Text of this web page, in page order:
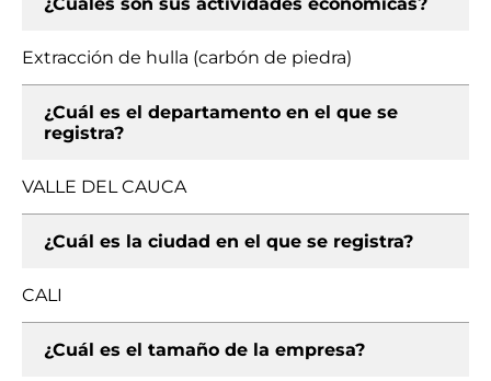
Extracción de hulla (carbón de piedra)
¿Cuál es el departamento en el que se
registra?
VALLE DEL CAUCA
¿Cuál es la ciudad en el que se registra?
CALI
¿Cuál es el tamaño de la empresa?